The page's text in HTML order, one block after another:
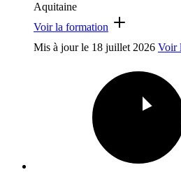
Aquitaine
Voir la formation
Mis à jour le 18 juillet 2026 Voir